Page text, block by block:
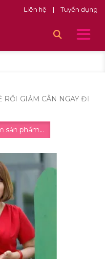
Liên hệ | Tuyển dụng
RỒI GIẢM CÂN NGAY ĐI
sản phẩm...